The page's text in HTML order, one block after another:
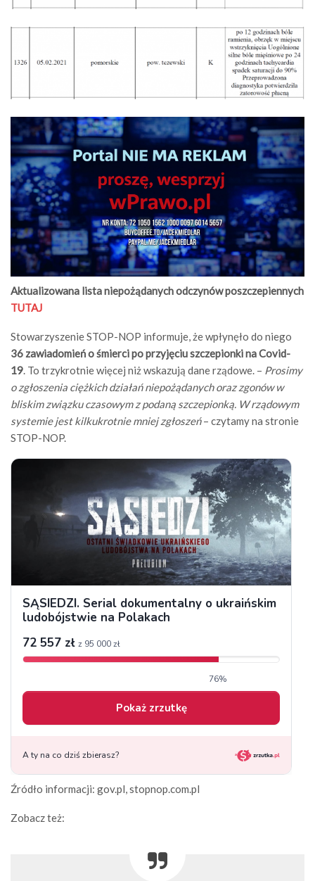
Aktualizowana lista niepożądanych odczynów poszczepiennych
TUTAJ
Stowarzyszenie STOP-NOP informuje, że wpłynęło do niego
36 zawiadomień o śmierci po przyjęciu szczepionki na Covid-
19 . To trzykrotnie więcej niż wskazują dane rządowe. – Prosimy
o zgłoszenia ciężkich działań niepożądanych oraz zgonów w
bliskim związku czasowym z podaną szczepionką. W rządowym
systemie jest kilkukrotnie mniej zgłoszeń– czytamy na stronie
STOP-NOP.
Źródło informacji: gov.pl, stopnop.com.pl
Zobacz też: